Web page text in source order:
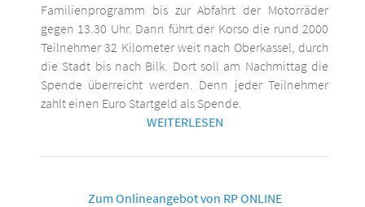
Familienprogramm bis zur Abfahrt der Motorräder
gegen 13.30 Uhr. Dann führt der Korso die rund 2000
Teilnehmer 32 Kilometer weit nach Oberkassel, durch
die Stadt bis nach Bilk. Dort soll am Nachmittag die
Spende überreicht werden. Denn jeder Teilnehmer
zahlt einen Euro Startgeld als Spende.
WEITERLESEN
Zum Onlineangebot von RP ONLINE